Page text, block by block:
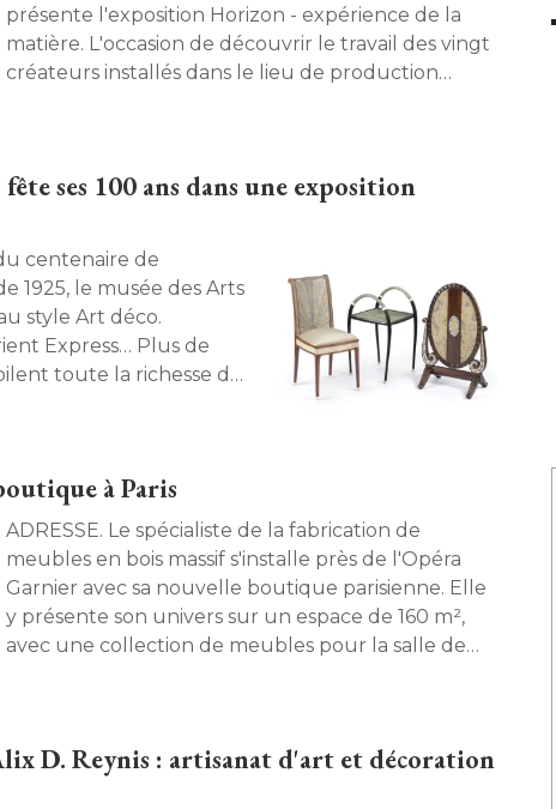
présente l'exposition Horizon - expérience de la
matière. L'occasion de découvrir le travail des vingt
créateurs installés dans le lieu de production
ses 100 ans dans une exposition
1925, le musée des Arts
style Art déco.
Express… Plus de
toute la richesse de
à Paris
ADRESSE. Le spécialiste de la fabrication de
meubles en bois massif s'installe près de l'Opéra
Garnier avec sa nouvelle boutique parisienne. Elle
y présente son univers sur un espace de 160 m²,
avec une collection de meubles pour la salle de
D. Reynis : artisanat d'art et décoration